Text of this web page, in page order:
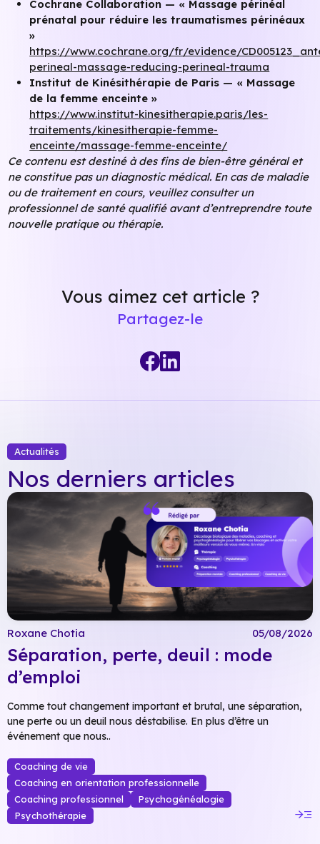
Cochrane Collaboration — « Massage périnéal
prénatal pour réduire les traumatismes périnéaux
»
https://www.cochrane.org/fr/evidence/
perineal-massage-reducing-perineal-trauma
Institut de Kinésithérapie de Paris — « Massage
de la femme enceinte »
https://www.institut-kinesitherapie.paris/les-
traitements/kinesitherapie-femme-
enceinte/massage-femme-enceinte/
Ce contenu est destiné à des fins de bien-être général et
ne constitue pas un diagnostic médical. En cas de maladie
ou de traitement en cours, veuillez consulter un
professionnel de santé qualifié avant d’entreprendre toute
nouvelle pratique ou thérapie.
Vous aimez cet article ?
Partagez-le
Actualités
Nos derniers articles
Roxane Chotia 05/08/2026
Séparation, perte, deuil : mode
d’emploi
Comme tout changement important et brutal, une séparation,
une perte ou un deuil nous déstabilise. En plus d’être un
événement que nous..
Coaching de vie
Coaching en orientation professionnelle
Coaching professionnel
Psychogénéalogie
Psychothérapie
read_more